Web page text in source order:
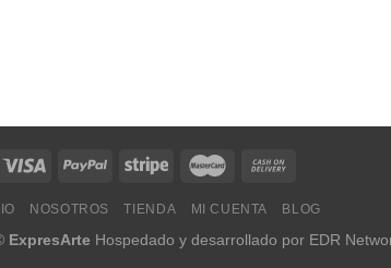
NOSOTROS TIENDA MI CUENTA BLOG
ExpresArte Hospedado y desarrollado por EDR